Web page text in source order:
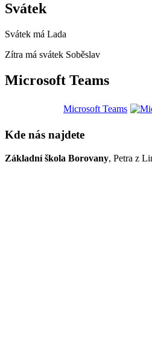
Svátek
Svátek má Lada
Zítra má svátek Soběslav
Microsoft Teams
Microsoft Teams
Kde nás najdete
Základní škola Borovany, Petra z